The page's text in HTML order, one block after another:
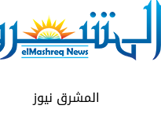
المشرق نيوز